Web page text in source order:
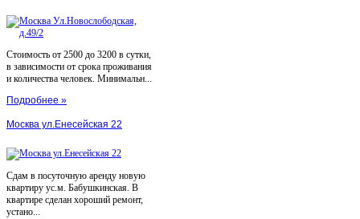
Стоимость от 2500 до 3200 в сутки,
в зависимости от срока проживания
и количества человек. Минимальн...
Подробнее »
Москва ул.Енесейская 22
Сдам в посуточную аренду новую
квартиру ус.м. Бабушкинская. В
квартире сделан хороший ремонт,
устано...